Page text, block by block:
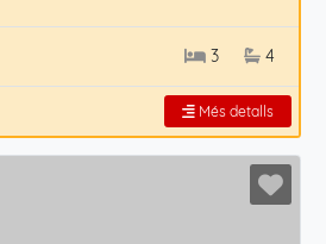
3 4
Més detalls